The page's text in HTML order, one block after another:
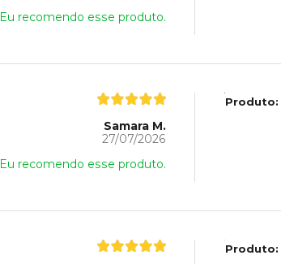
Eu recomendo esse produto.
Samara M.
27/07/2026
Eu recomendo esse produto.
Produto:
Produto: